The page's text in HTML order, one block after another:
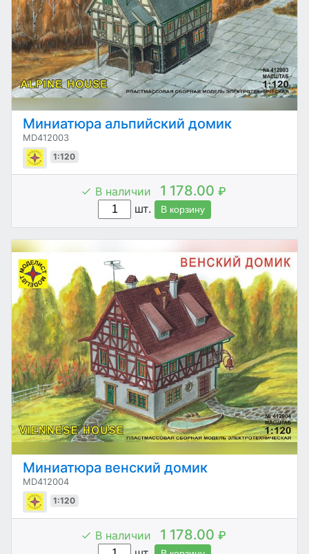
Миниатюра альпийский домик
MD412003
1:120
В наличии 1 178.00 ₽
шт.
В корзину
Миниатюра венский домик
MD412004
1:120
В наличии 1 178.00 ₽